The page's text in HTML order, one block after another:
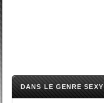
DANS LE GENRE SEXY